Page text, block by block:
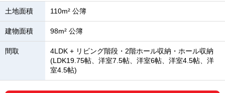
土地面積 110m² 公簿
建物面積 98m² 公簿
間取
4LDK + リビング階段・2階ホール収納・ホール収納
(LDK19.75帖、洋室7.5帖、洋室6帖、洋室4.5帖、洋
室4.5帖)